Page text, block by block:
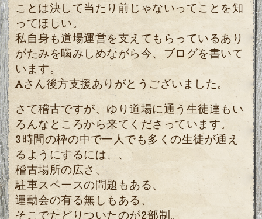
ことは決して当たり前じゃないってことを知
ってほしい。
私自身も道場運営を支えてもらっているあり
がたみを噛みしめながら今、ブログを書いて
います。
Aさん後方支援ありがとうございました。
さて稽古ですが、ゆり道場に通う生徒達もい
ろんなところから来てくださっています。
3時間の枠の中で一人でも多くの生徒が通え
るようにするには、、
稽古場所の広さ、
駐車スペースの問題もある、
運動会の有る無しもある、
そこでたどりついたのが2部制。